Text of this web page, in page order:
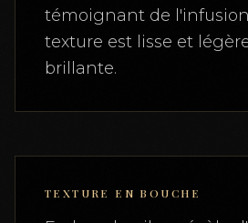
témoignant de l'infusion
texture est lisse et
brillante.
TEXTURE EN BOUCHE